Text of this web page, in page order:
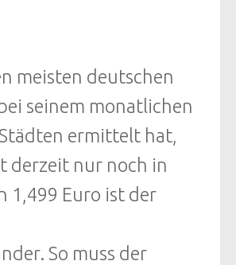
meisten deutschen
seinem monatlichen
ermittelt hat,
derzeit nur noch in
1,499 Euro ist der
So muss der